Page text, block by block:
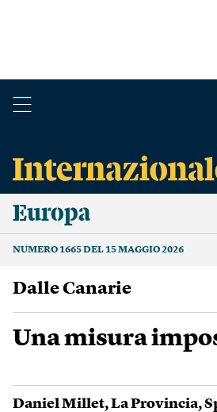
Europa
NUMERO 1665 DEL 15 MAGGIO 2026
Dalle Canarie
Una misura
Daniel Millet,La Provincia,